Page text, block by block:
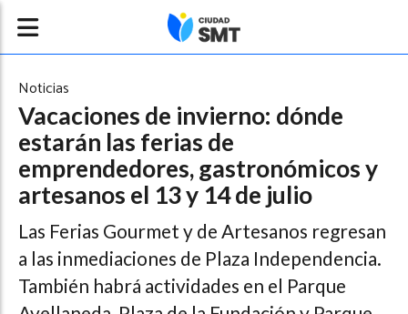
Vacaciones de invierno: dónde
estarán las ferias de
emprendedores, gastronómicos y
artesanos el 13 y 14 de julio
Las Ferias Gourmet y de Artesanos regresan
a las inmediaciones de Plaza Independencia.
También habrá actividades en el Parque
Noticias